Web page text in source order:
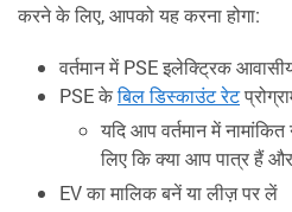
करने के लिए, आपको यह करना होगा:
वर्तमान में PSE इलेक्ट्रिक
PSE केबिल डिस्काउंट रेट
यदि आप वर्तमान में
लिए कि क्या आप पात्र हैं
EV का मालिक बनें या लीज़ पर लें